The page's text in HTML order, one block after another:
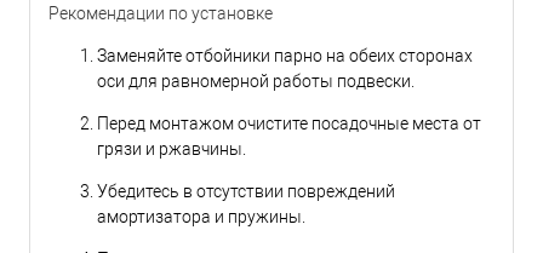
Рекомендации по установке
Заменяйте отбойники парно на обеих сторонах
оси для равномерной работы подвески.
Перед монтажом очистите посадочные места от
грязи и ржавчины.
Убедитесь в отсутствии повреждений
амортизатора и пружины.